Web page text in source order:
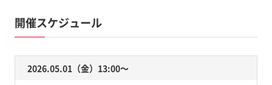
開催スケジュール
2026.05.01（金）13:00〜